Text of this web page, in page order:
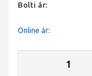
Bolti ár:
Online ár: